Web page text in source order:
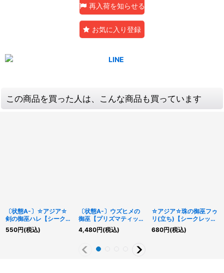
再入荷を知らせる
お気に入り登録
この商品を買った人は、こんな商品も買っています
〔状態A-〕☆アジア☆
剣の御巫ハレ【シークレ
ット】{アジアTTP1-
JP060}《モンスター》
550円(税込)
〔状態A-〕ウズヒメの
御巫【プリズマティック
シークレット】{TTP1-
JP058}《エクシーズ》
4,480円(税込)
☆アジア☆珠の御巫フゥ
リ(立ち)【シークレッ
ト】{アジアTTP1-
JP062}《モンスター》
680円(税込)